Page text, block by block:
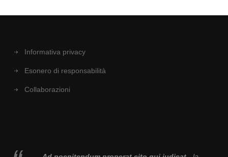
Informativa privacy
Esonero di responsabilità
Collaborazioni